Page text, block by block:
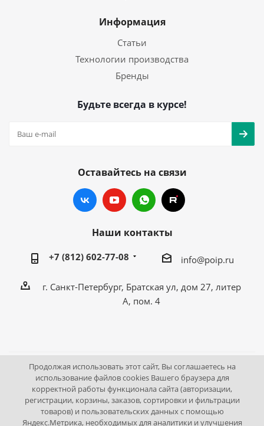
Информация
Статьи
Технологии производства
Бренды
Будьте всегда в курсе!
Оставайтесь на связи
Наши контакты
+7 (812) 602-77-08 info@poip.ru
г. Санкт-Петербург, Братская ул, дом 27, литер
А, пом. 4
2009 - 2026 © Промышленное оборудование Интернет
портал.
195043, г. Санкт-Петербург, Братская ул, дом 27, литер А,
пом. 4
Продолжая использовать этот сайт, Вы соглашаетесь на
использование файлов cookies Вашего браузера для
корректной работы функционала сайта (авторизации,
регистрации, корзины, заказов, сортировки и фильтрации
товаров) и пользовательских данных с помощью
Яндекс.Метрика, необходимых для аналитики и улучшения